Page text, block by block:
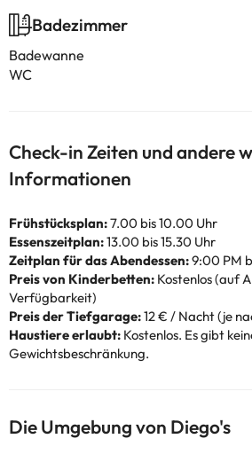
Badezimmer
Badewanne
WC
Check-in Zeiten und andere
Informationen
Frühstücksplan:7.00 bis 10.00 Uhr
Essenszeitplan:13.00 bis 15.30 Uhr
Zeitplan für das Abendessen:9:00 PM
Preis von Kinderbetten: Kostenlos (auf
Verfügbarkeit)
Preis der Tiefgarage:12 € / Nacht (je
Haustiere erlaubt: Kostenlos. Es gibt
Gewichtsbeschränkung.
Die Umgebung von Diego's